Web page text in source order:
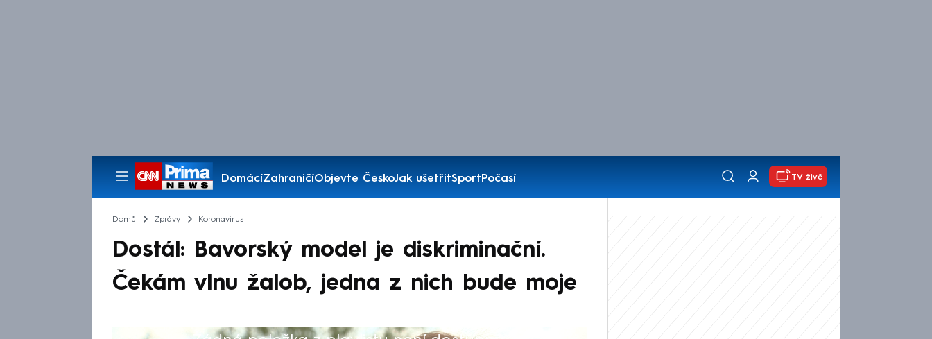
DomácíZahraničíObjevte ČeskoJak ušetřitSportPočasí
Pořady
TV živě
Domů Zprávy Koronavirus
Dostál: Bavorský model je diskriminační.
Čekám vlnu žalob, jedna z nich bude moje